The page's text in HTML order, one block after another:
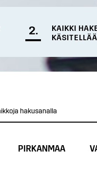
2.
KAIKKI
PIRKANMAA